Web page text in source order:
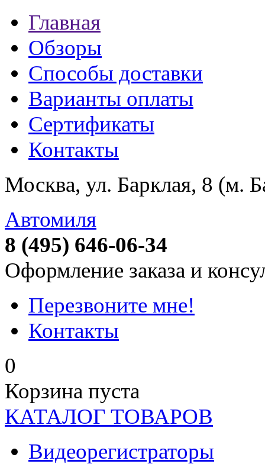
Главная
Обзоры
Способы доставки
Варианты оплаты
Сертификаты
Контакты
Москва, ул. Барклая, 8 (м.
Автомиля
8 (495) 646-06-34
Оформление заказа и
Перезвоните мне!
Контакты
0
Корзина пуста
КАТАЛОГ ТОВАРОВ
Видеорегистраторы